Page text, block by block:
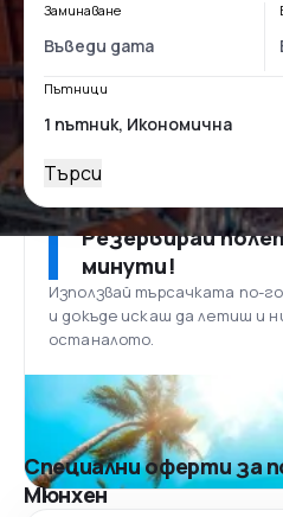
Заминаване
Пътници
Търси
Резервирай
минути!
Използвай търсачката по-
и докъде искаш да летиш и
останалото.
Специални оферти за
Мюнхен